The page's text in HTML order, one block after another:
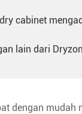
cabinet
lain dari
dengan mudah